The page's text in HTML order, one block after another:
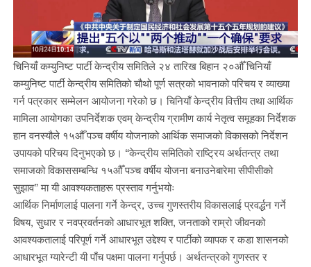
चिनियाँ कम्युनिष्ट पार्टी केन्द्रीय समितिले २४ तारिख बिहान २०औँ चिनियाँ
कम्युनिष्ट पार्टी केन्द्रीय समितिको चौथो पूर्ण सत्रको भावनाको परिचय र व्याख्या
गर्न पत्रकार सम्मेलन आयोजना गरेको छ। चिनियाँ केन्द्रीय वित्तीय तथा आर्थिक
मामिला आयोगका उपनिर्देशक एवम् केन्द्रीय ग्रामीण कार्य नेतृत्व समूहका निर्देशक
हान वनस्यौले १५औँ पञ्च वर्षीय योजनाको आर्थिक समाजको विकासको निर्देशन
उपायको परिचय दिनुभएको छ। “केन्द्रीय समितिको राष्ट्रिय अर्थतन्त्र तथा
समाजको विकाससम्बन्धि १५औँ पञ्च वर्षीय योजना बनाउनेबारेमा सीपीसीको
सुझाव” मा यी आवश्यकताहरू प्रस्ताव गर्नुभयोः
आर्थिक निर्माणलाई पालना गर्ने केन्द्र, उच्च गुणस्तरीय विकासलाई प्रवर्द्धन गर्ने
विषय, सुधार र नवप्रवर्तनको आधारभूत शक्ति, जनताको राम्रो जीवनको
आवश्यकतालाई परिपूर्ण गर्ने आधारभूत उद्देश्य र पार्टीको व्यापक र कडा शासनको
आधारभूत ग्यारेन्टी यी पाँच पक्षमा पालना गर्नुपर्छ। अर्थतन्त्रको गुणस्तर र